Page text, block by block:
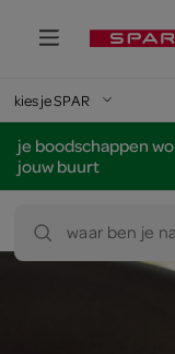
kies je SPAR
je boodschappen
jouw buurt
waar ben je